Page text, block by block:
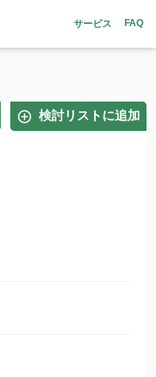
サービス FAQ
検討リストに追加